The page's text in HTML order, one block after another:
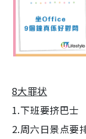
8大罪状
1.下班要挤巴士
2.周六日景点要